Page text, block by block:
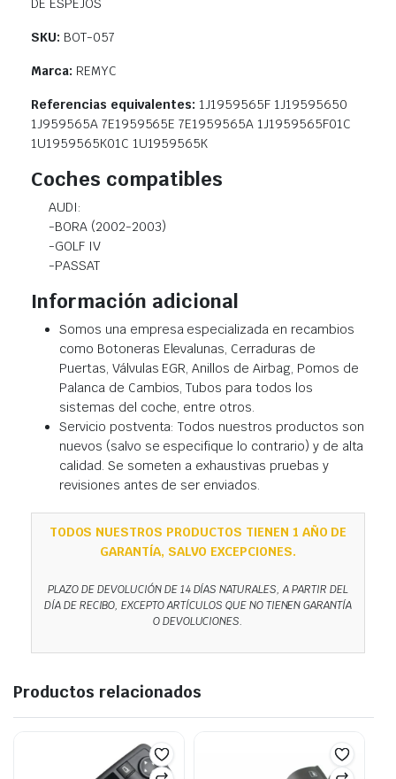
DE ESPEJOS
SKU: BOT-057
Marca: REMYC
Referencias equivalentes: 1J1959565F 1J19595650
1J959565A 7E1959565E 7E1959565A 1J1959565F01C
1U1959565K01C 1U1959565K
Coches compatibles
AUDI:
-BORA (2002-2003)
-GOLF IV
-PASSAT
Información adicional
Somos una empresa especializada en recambios
como Botoneras Elevalunas, Cerraduras de
Puertas, Válvulas EGR, Anillos de Airbag, Pomos de
Palanca de Cambios, Tubos para todos los
sistemas del coche, entre otros.
Servicio postventa: Todos nuestros productos son
nuevos (salvo se especifique lo contrario) y de alta
calidad. Se someten a exhaustivas pruebas y
revisiones antes de ser enviados.
TODOS NUESTROS PRODUCTOS TIENEN 1 AÑO DE
GARANTÍA, SALVO EXCEPCIONES.
PLAZO DE DEVOLUCIÓN DE 14 DÍAS NATURALES, A PARTIR DEL
DÍA DE RECIBO, EXCEPTO ARTÍCULOS QUE NO TIENEN GARANTÍA
O DEVOLUCIONES.
Productos relacionados